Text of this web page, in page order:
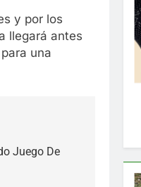
y por los
llegará antes
una
Juego De